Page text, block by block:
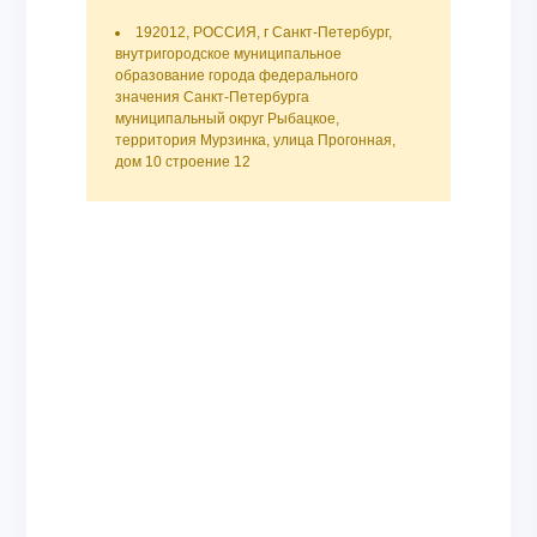
192012, РОССИЯ, г Санкт-Петербург,
внутригородское муниципальное
образование города федерального
значения Санкт-Петербурга
муниципальный округ Рыбацкое,
территория Мурзинка, улица Прогонная,
дом 10 строение 12